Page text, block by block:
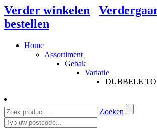
Verder winkelen
bestellen
Home
Assortiment
Gebak
Variatie
DUBBELE
Zoeken